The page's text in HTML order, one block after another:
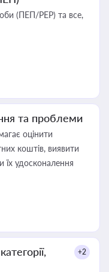
(ПЕП/PEP) та все,
та проблеми
оцінити
коштів, виявити
їх удосконалення
+2